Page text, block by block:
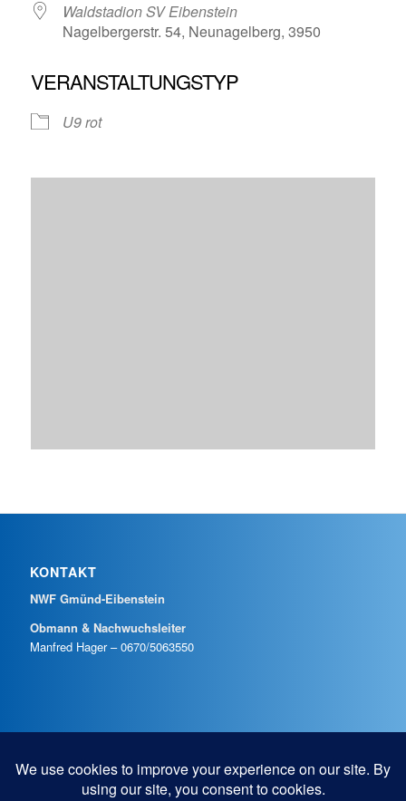
Waldstadion SV Eibenstein
Nagelbergerstr. 54, Neunagelberg, 3950
VERANSTALTUNGSTYP
U9 rot
KONTAKT
NWF Gmünd-Eibenstein
Obmann & Nachwuchsleiter
Manfred Hager – 0670/5063550
facebookinstagramyoutube